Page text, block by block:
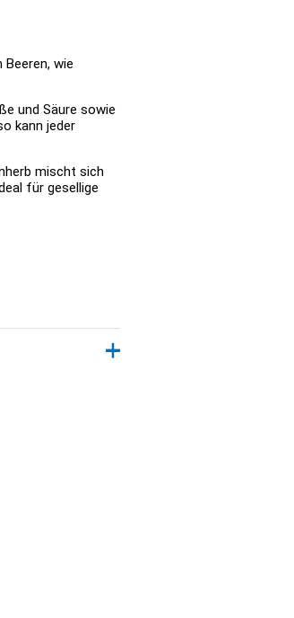
wie
und Säure sowie
kann jeder
mischt sich
für gesellige